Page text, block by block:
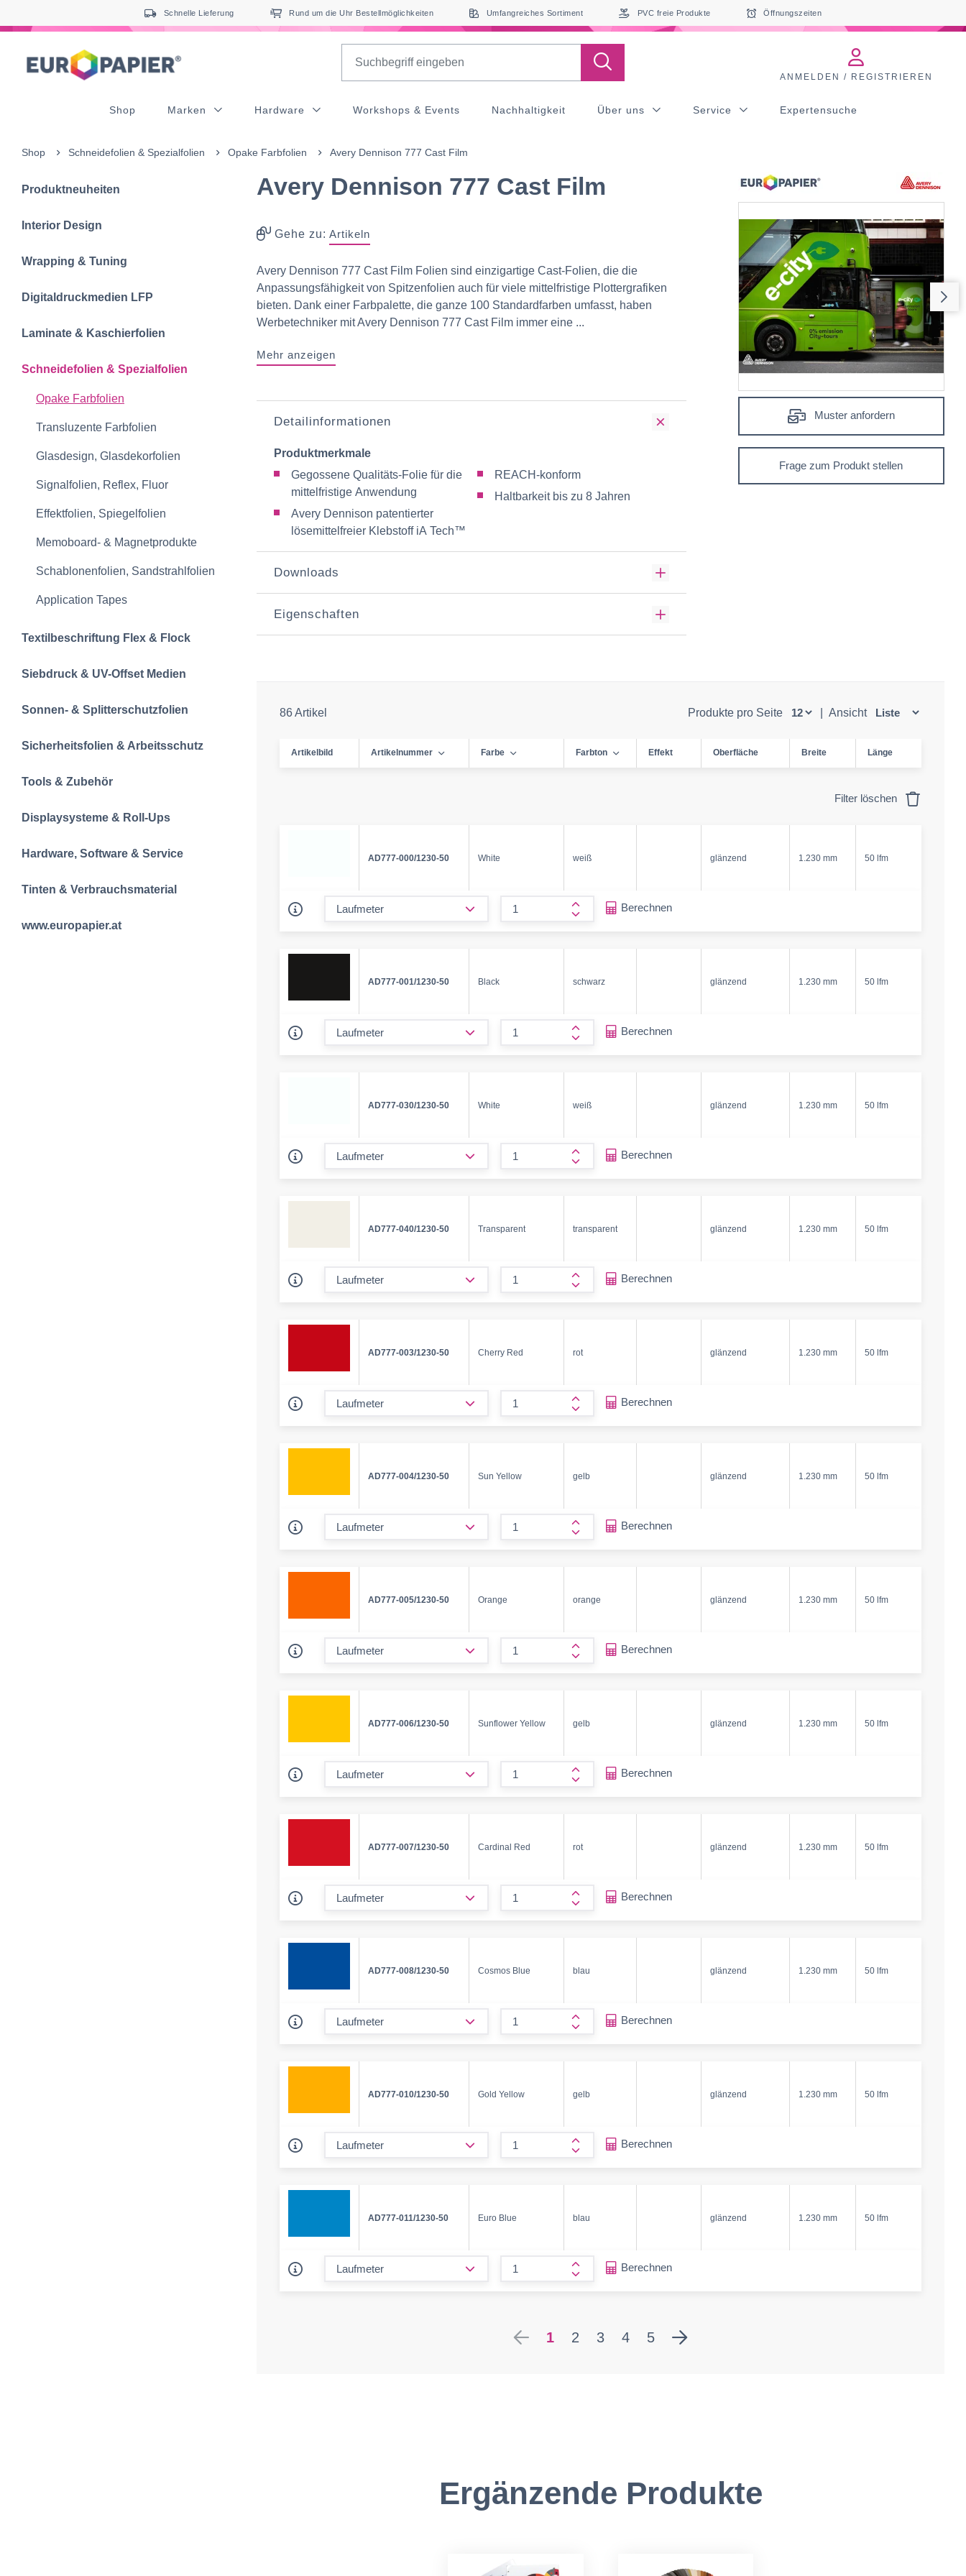
Schnelle Lieferung Rund um die Uhr Bestellmöglichkeiten Umfangreiches Sortiment PVC freie Produkte Öffnungszeiten
ANMELDEN / REGISTRIEREN
Shop Marken Hardware Workshops & Events Nachhaltigkeit Über uns Service Expertensuche
Shop Schneidefolien &‍ Spezialfolien Opake Farbfolien Avery Dennison 777 Cast Film
Produktneuheiten
Interior Design
Wrapping & Tuning
Digitaldruckmedien LFP
Laminate & Kaschierfolien
Schneidefolien &‍ Spezialfolien
Opake Farbfolien
Transluzente Farbfolien
Glasdesign, Glasdekorfolien
Signalfolien, Reflex, Fluor
Effektfolien, Spiegelfolien
Memoboard- & Magnetprodukte
Schablonenfolien, Sandstrahlfolien
Application Tapes
Textilbeschriftun‍g‍ Flex & Flock
Siebdruck & UV-Offset Medien
Sonnen- & Splitterschutzfolien
Sicherheitsfolien & Arbeitsschutz
Tools & Zubehör
Displaysysteme & Roll-Ups
Hardware, Software & Service
Tinten & Verbrauchsmaterial
www.europapier.at
Avery Dennison 777 Cast Film
Gehe zu: Artikeln
Avery Dennison 777 Cast Film Folien sind einzigartige Cast-Folien, die die
Anpassungsfähigkeit von Spitzenfolien auch für viele mittelfristige Plottergrafiken
bieten. Dank einer Farbpalette, die ganze 100 Standardfarben umfasst, haben
Werbetechniker mit Avery Dennison 777 Cast Film immer eine ...
Mehr anzeigen
Detailinformationen
Produktmerkmale
Gegossene Qualitäts-Folie für die
mittelfristige Anwendung
Avery Dennison patentierter
lösemittelfreier Klebstoff iA Tech™
REACH-konform
Haltbarkeit bis zu 8 Jahren
Downloads
Eigenschaften
Muster anfordern
Frage zum Produkt stellen
86 Artikel Produkte pro Seite Ansicht
Artikelbild Artikelnummer Farbe Farbton Effekt Oberfläche Breite Länge
Filter löschen
AD777-000/1230-50 White weiß glänzend 1.230 mm 50 lfm
form.increase-amount
Berechnen
AD777-001/1230-50 Black schwarz glänzend 1.230 mm 50 lfm
form.increase-amount
Berechnen
AD777-030/1230-50 White weiß glänzend 1.230 mm 50 lfm
form.increase-amount
Berechnen
AD777-040/1230-50 Transparent transparent glänzend 1.230 mm 50 lfm
form.increase-amount
Berechnen
AD777-003/1230-50 Cherry Red rot glänzend 1.230 mm 50 lfm
form.increase-amount
Berechnen
AD777-004/1230-50 Sun Yellow gelb glänzend 1.230 mm 50 lfm
form.increase-amount
Berechnen
AD777-005/1230-50 Orange orange glänzend 1.230 mm 50 lfm
form.increase-amount
Berechnen
AD777-006/1230-50 Sunflower Yellow gelb glänzend 1.230 mm 50 lfm
form.increase-amount
Berechnen
AD777-007/1230-50 Cardinal Red rot glänzend 1.230 mm 50 lfm
form.increase-amount
Berechnen
AD777-008/1230-50 Cosmos Blue blau glänzend 1.230 mm 50 lfm
form.increase-amount
Berechnen
AD777-010/1230-50 Gold Yellow gelb glänzend 1.230 mm 50 lfm
form.increase-amount
Berechnen
AD777-011/1230-50 Euro Blue blau glänzend 1.230 mm 50 lfm
form.increase-amount
Berechnen
1 2 3 4 5
Ergänzende Produkte